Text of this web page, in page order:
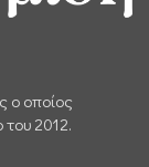
ο οποίος
2012.